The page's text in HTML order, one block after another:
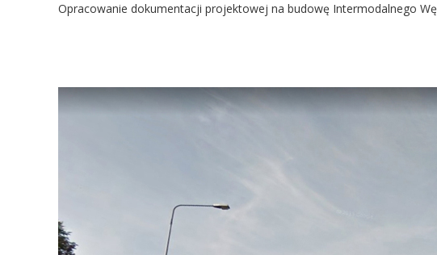
Opracowanie dokumentacji projektowej na budowę Intermodalnego